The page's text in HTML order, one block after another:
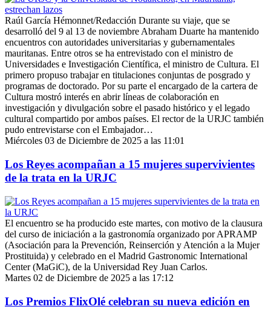
Raúl García Hémonnet/Redacción Durante su viaje, que se
desarrolló del 9 al 13 de noviembre Abraham Duarte ha mantenido
encuentros con autoridades universitarias y gubernamentales
mauritanas. Entre otros se ha entrevistado con el ministro de
Universidades e Investigación Científica, el ministro de Cultura. El
primero propuso trabajar en titulaciones conjuntas de posgrado y
programas de doctorado. Por su parte el encargado de la cartera de
Cultura mostró interés en abrir líneas de colaboración en
investigación y divulgación sobre el pasado histórico y el legado
cultural compartido por ambos países. El rector de la URJC también
pudo entrevistarse con el Embajador…
Miércoles 03 de Diciembre de 2025 a las 11:01
Los Reyes acompañan a 15 mujeres supervivientes
de la trata en la URJC
El encuentro se ha producido este martes, con motivo de la clausura
del curso de iniciación a la gastronomía organizado por APRAMP
(Asociación para la Prevención, Reinserción y Atención a la Mujer
Prostituida) y celebrado en el Madrid Gastronomic International
Center (MaGiC), de la Universidad Rey Juan Carlos.
Martes 02 de Diciembre de 2025 a las 17:12
Los Premios FlixOlé celebran su nueva edición en